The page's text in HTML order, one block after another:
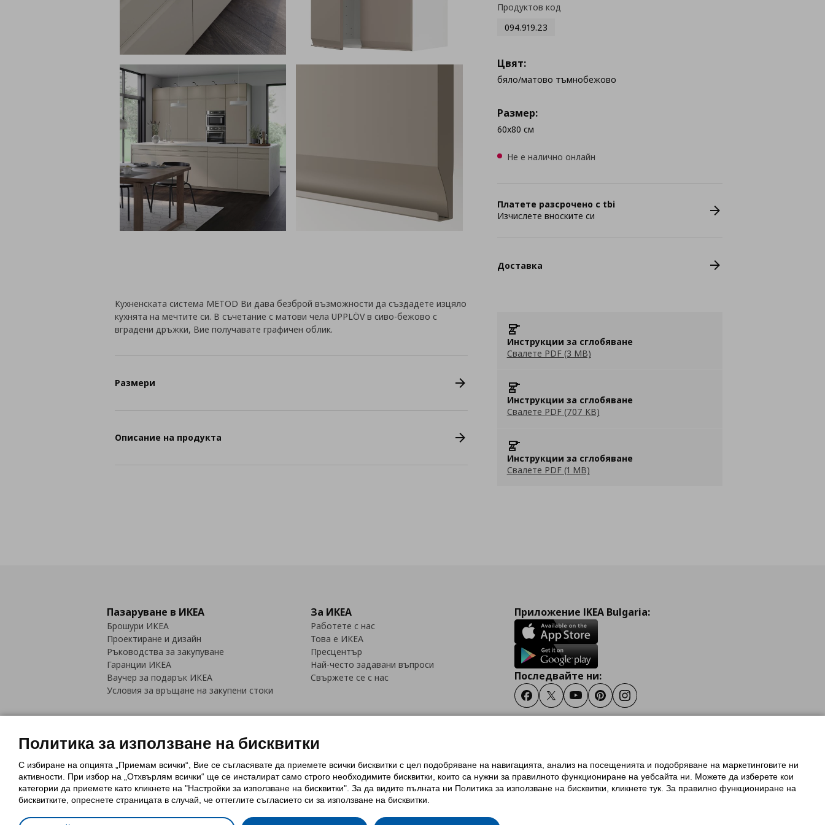
Продуктов код
094.919.23
Цвят:
бяло/матово тъмнобежово
Размер:
60x80 см
Не е налично онлайн
Платете разсрочено с tbi
Изчислете вноските си
Доставка
Инструкции за сглобяване
Свалете PDF (3 MB)
Инструкции за сглобяване
Свалете PDF (707 KB)
Инструкции за сглобяване
Свалете PDF (1 MB)
Кухненската система METOD Ви дава безброй възможности да създадете изцяло
кухнята на мечтите си. В съчетание с матови чела UPPLÖV в сиво-бежово с
вградени дръжки, Вие получавате графичен облик.
Размери
Описание на продукта
Пазаруване в ИКЕА
Брошури ИКЕА
Проектиране и дизайн
Ръководства за закупуване
Гаранции ИКЕА
Ваучер за подарък ИКЕА
Условия за връщане на закупени стоки
За ИКЕА
Работете с нас
Това е ИКЕА
Пресцентър
Най-често задавани въпроси
Свържете се с нас
Приложение IKEA Bulgaria:
Последвайте ни:
FacebookTwitterYoutubePinterestInstagram
Политика за използване на бисквитки (Cookies)Избор на настройки за използване на бисквиткиУсловия за ползване на ikea.bg
Обща политика за личните данни
Политика за защита на личните данни на ikea.bg
Общи условия на програма IKEA Family
Политика за защита на лични данни на програма IKEA Family
Политика за използване на бисквитки
С избиране на опцията „Приемам всички“, Вие се съгласявате да приемете всички бисквитки с цел подобряване на навигацията, анализ на посещенията и подобряване на маркетинговите ни
активности. При избор на „Отхвърлям всички“ ще се инсталират само строго необходимитe бисквитки, които са нужни за правилното функциониране на уебсайта ни. Можете да изберете кои
категории да приемете като кликнете на "Настройки за използване на бисквитки". За да видите пълната ни Политика за използване на бисквитки, кликнете тук. За правилно функциониране на
бисквитките, опреснете страницата в случай, че оттеглите съгласието си за използване на бисквитки.